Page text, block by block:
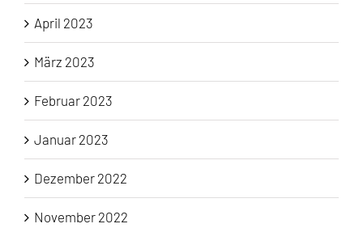
April 2023
März 2023
Februar 2023
Januar 2023
Dezember 2022
November 2022